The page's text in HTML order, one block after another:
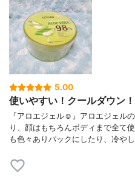
5.00
使いやすい！クールダウン！
『アロエジェル☺』アロエジェル
り、顔はもちろんボディまで全て
も色々ありパックにしたり、冷や